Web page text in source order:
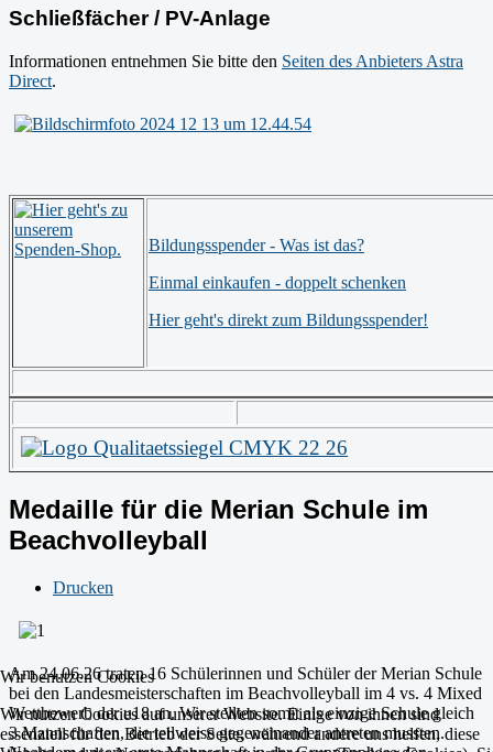
Schließfächer / PV-Anlage
Informationen entnehmen Sie bitte den Seiten des Anbieters Astra
Direct.
Bildungsspender - Was ist das?
Einmal einkaufen - doppelt schenken
Hier geht's direkt zum Bildungsspender!
Medaille für die Merian Schule im
Beachvolleyball
Drucken
Am 24.06.26 traten 16 Schülerinnen und Schüler der Merian Schule
bei den Landesmeisterschaften im Beachvolleyball im 4 vs. 4 Mixed
Wettbewerb der u18 an. Wir stellten somit als einzige Schule gleich
3 Mannschaften, die teilweise gegeneinander antreten mussten.
Wir benutzen Cookies
Wir nutzen Cookies auf unserer Website. Einige von ihnen sind
essenziell für den Betrieb der Seite, während andere uns helfen, diese